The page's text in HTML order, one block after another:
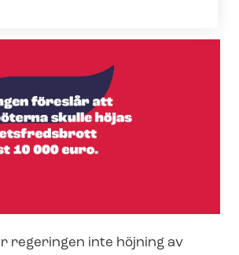
regeringen inte höjning av